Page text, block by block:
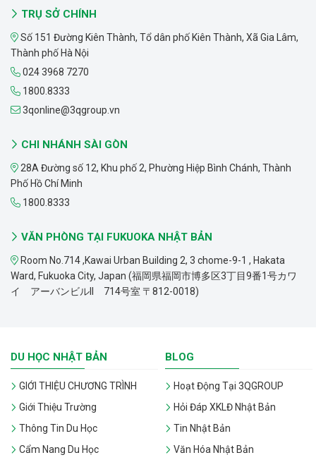
TRỤ SỞ CHÍNH
Số 151 Đường Kiên Thành, Tổ dân phố Kiên Thành, Xã Gia Lâm,
Thành phố Hà Nội
024 3968 7270
1800.8333
3qonline@3qgroup.vn
CHI NHÁNH SÀI GÒN
28A Đường số 12, Khu phố 2, Phường Hiệp Bình Chánh, Thành
Phố Hồ Chí Minh
1800.8333
VĂN PHÒNG TẠI FUKUOKA NHẬT BẢN
Room No.714 ,Kawai Urban Building 2, 3 chome-9-1 , Hakata
Ward, Fukuoka City, Japan (福岡県福岡市博多区3丁目9番1号カワ
イ アーバンビルII 714号室 〒812-0018)
DU HỌC NHẬT BẢN
GIỚI THIỆU CHƯƠNG TRÌNH
Giới Thiệu Trường
Thông Tin Du Học
Cẩm Nang Du Học
BLOG
Hoạt Động Tại 3QGROUP
Hỏi Đáp XKLĐ Nhật Bản
Tin Nhật Bản
Văn Hóa Nhật Bản